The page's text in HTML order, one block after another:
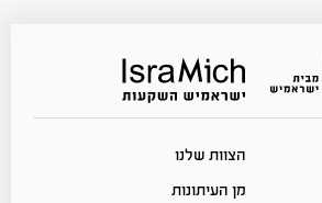
הצוות שלנו
מן העיתונות